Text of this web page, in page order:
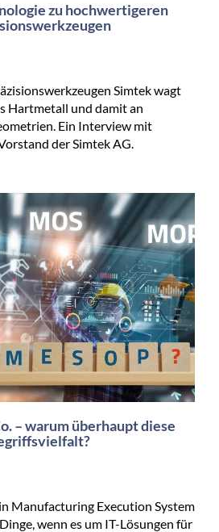
zu hochwertigeren
Simtek wagt
Hartmetall und damit an
Ein Interview mit
der Simtek AG.
– warum überhaupt diese
Manufacturing Execution System
wenn es um IT-Lösungen für